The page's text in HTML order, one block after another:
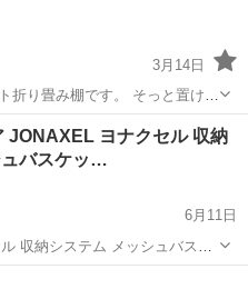
3月14日
棚です。 そっと置けば
物を置いたり力をかけると落ち
マグネット
JONAXEL ヨナクセル 収納
ュバスケッ…
6月11日
収納システム メッシュバスケ